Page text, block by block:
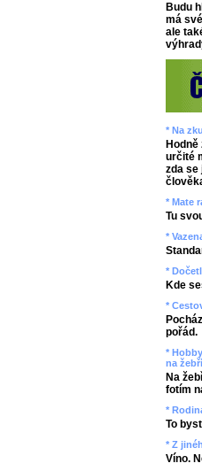
Budu
má
ale
* Na
určité
zda se
* Mate
Tu
*
*
Kde
*
pořád.
*
na
Na
fotím
*
To
* Z
Víno.